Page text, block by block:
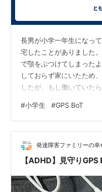
長男が小学一年生になっ
宅したことがありました
で顎をぶつけてしまった
しておらず家にいたため
したが、もし働いていた
っかけに、子どもの居場
購入を考えるようになり
に見守り用GPSを持たせ
BoTを選んだ理由 実際に
じたデメリット スマホ
#小学生 #GPS BoT
発達障害ファミリーの
【ADHD】見守り